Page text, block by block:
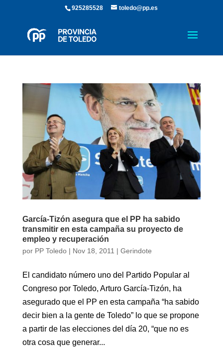
925285528 toledo@pp.es
García-Tizón asegura que el PP ha sabido
transmitir en esta campaña su proyecto de
empleo y recuperación
por PP Toledo| Nov 18, 2011 | Gerindote
El candidato número uno del Partido Popular al
Congreso por Toledo, Arturo García-Tizón, ha
asegurado que el PP en esta campaña “ha sabido
decir bien a la gente de Toledo” lo que se propone
a partir de las elecciones del día 20, “que no es
otra cosa que generar...